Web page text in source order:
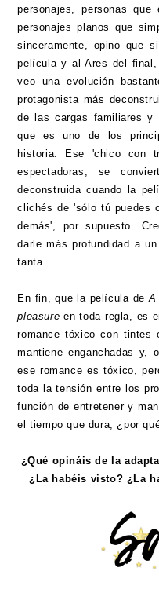
personajes, personas
personajes planos que
sinceramente, opino que
película y al Ares del
veo una evolución
protagonista más
de las cargas familiares y
que es uno de los
historia. Ese 'chico con
espectadoras, se
deconstruida cuando la
clichés de 'sólo tú puedes
demás', por supuesto.
darle más profundidad a
tanta.
En fin, que la película deA
pleasure en toda regla, es
romance tóxico con tintes
mantiene enganchadas y,
ese romance es tóxico,
toda la tensión entre los
función de entretener y
el tiempo que dura, ¿por
¿Qué opináis de la
¿La habéis visto? ¿La